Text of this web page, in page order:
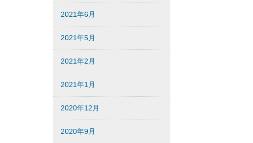
2021年6月
2021年5月
2021年2月
2021年1月
2020年12月
2020年9月